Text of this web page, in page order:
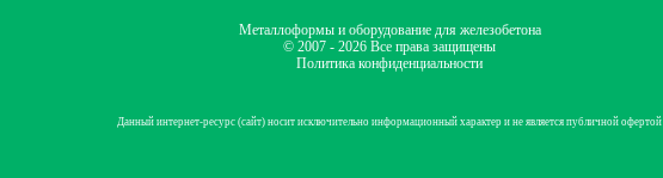
Металлоформы и оборудование для железобетона
© 2007 - 2026 Все права защищены
Политика конфиденциальности
Данный интернет-ресурс (сайт) носит исключительно информационный характер и не является публичной офертой